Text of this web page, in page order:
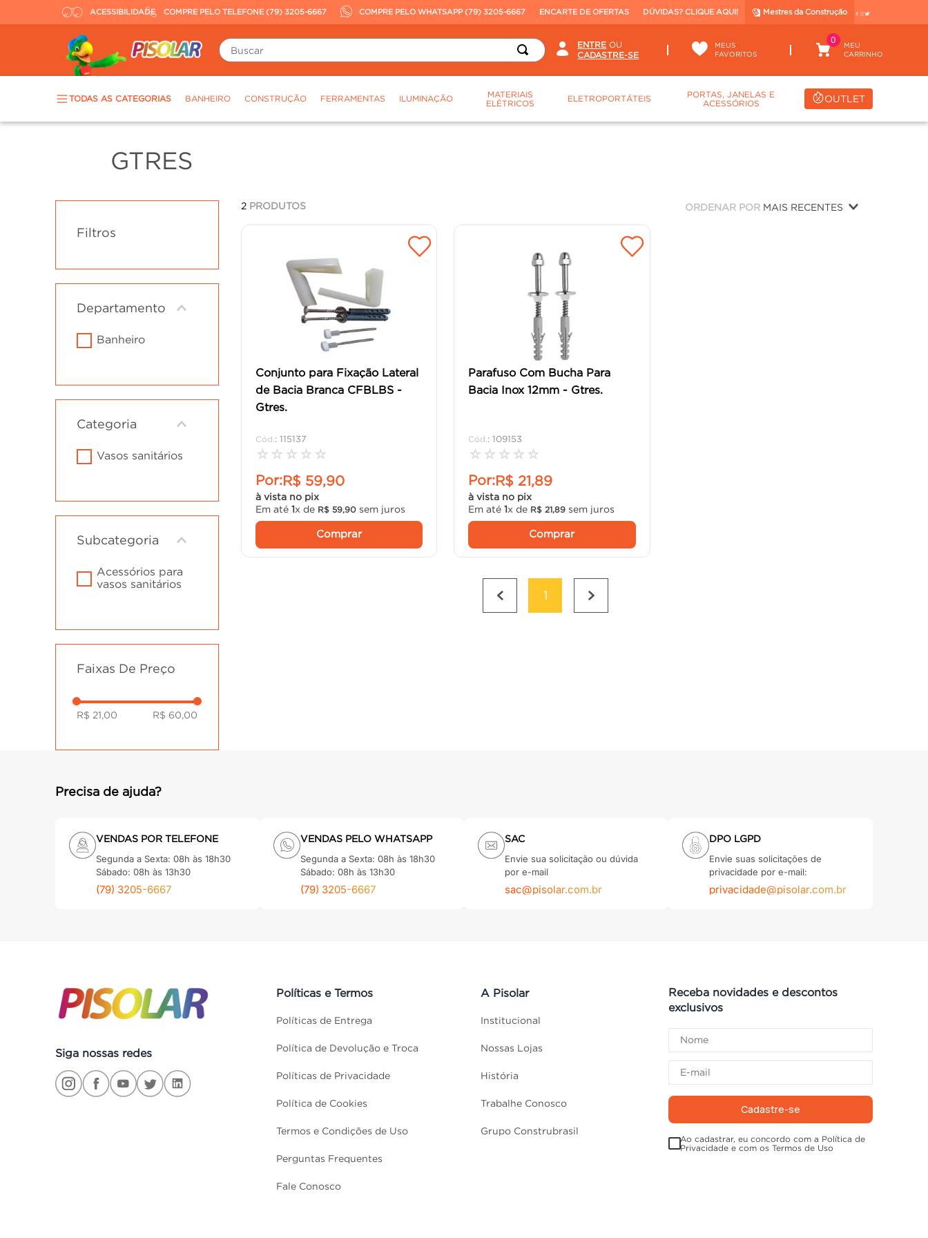
ACESSIBILIDADE COMPRE PELO TELEFONE (79) 3205-6667 COMPRE PELO WHATSAPP (79) 3205-6667 ENCARTE DE OFERTAS DÚVIDAS? CLIQUE AQUI! Mestres da Construção
Buscar OU
MEUS
FAVORITOS
0
TODAS AS CATEGORIAS BANHEIRO CONSTRUÇÃO FERRAMENTAS ILUMINAÇÃO
MATERIAIS
ELÉTRICOS
ELETROPORTÁTEIS
PORTAS, JANELAS E
ACESSÓRIOS
OUTLET
GTRES
Filtros
Departamento
banheiro
Categoria
vasos sanitários
Subcategoria
acessórios para
vasos sanitários
Faixas De Preço
R$ 21,00 R$ 60,00
2 PRODUTOS ORDENAR POR MAIS RECENTES
Conjunto para Fixação Lateral
de Bacia Branca CFBLBS -
Gtres.
: 115137
☆ ☆ ☆ ☆ ☆
Por:R$ 59,90
à vista no pix
Em até 1x de R$ 59, 90sem juros
Comprar
Parafuso Com Bucha Para
Bacia Inox 12mm - Gtres.
:109153
☆ ☆ ☆ ☆ ☆
Por:R$ 21,89
à vista no pix
Em até1x de R$ 21 ,89 sem juros
Comprar
1
Precisa de ajuda?
VENDAS POR TELEFONE
Segunda a Sexta: 08h às 18h30
Sábado: 08h às 13h30
(79) 3205-6667
VENDAS PELO WHATSAPP
Segunda a Sexta: 08h às 18h30
Sábado: 08h às 13h30
(79) 3205-6667
SAC
Envie sua solicitação ou dúvida
por e-mail
sac@pisolar.com.br
DPO LGPD
Envie suas solicitações de
privacidade por e-mail:
privacidade@pisolar.com.br
Siga nossas redes
Políticas e Termos
Políticas de Entrega
Política de Devolução e Troca
Políticas de Privacidade
Política de Cookies
Termos e Condições de Uso
Perguntas Frequentes
Fale Conosco
A Pisolar
Institucional
Nossas Lojas
História
Trabalhe Conosco
Grupo Construbrasil
Receba novidades e descontos
exclusivos
Cadastre-se
Ao cadastrar, eu concordo com a Política de
Privacidade e com os Termos de Uso
revestimento
6º chuveiro
9º vaso sanitário